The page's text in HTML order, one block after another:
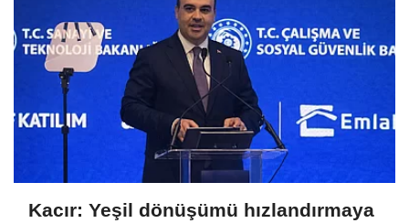
Kacır: Yeşil dönüşümü hızlandırmaya